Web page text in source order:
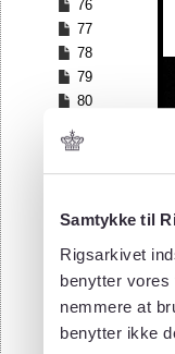
Samtykke til
Rigsarkivet
benytter vores
nemmere at
benytter ikke
76
77
78
79
80
82
83
85
87
88
89
90